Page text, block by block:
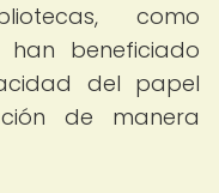
como
beneficiado
del papel
de manera